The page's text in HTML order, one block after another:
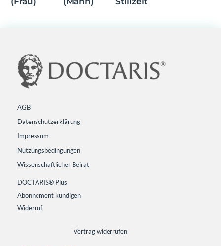
AGB
Datenschutzerklärung
Impressum
Nutzungsbedingungen
Wissenschaftlicher Beirat
DOCTARIS® Plus
Abonnement kündigen
Widerruf
Vertrag widerrufen